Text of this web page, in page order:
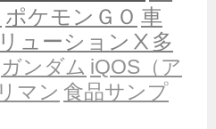
ポケモンＧＯ 車
ューションⅩ多
ガンダム iQOS（ア
マン 食品サンプ